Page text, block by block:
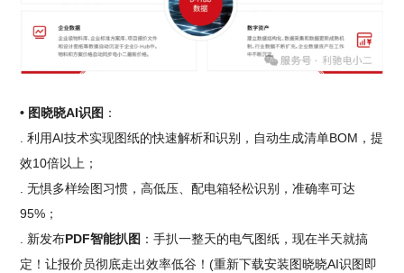
• 图晓晓AI识图 ：
. 利用AI技术实现图纸的快速解析和识别，自动生成清单BOM，提
效10倍以上；
. 无惧多样绘图习惯，高低压、配电箱轻松识别，准确率可达
95%；
. 新发布PDF智能扒图 ：手扒一整天的电气图纸，现在半天就搞
定！让报价员彻底走出效率低谷！(重新下载安装图晓晓AI识图即